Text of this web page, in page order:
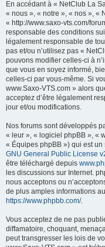
En accédant à « NetClub La
« nous », « notre », « nos », «
« http://www.saxo-vts.com/
responsable des conditions
légalement responsable de
pas et/ou n’utilisez pas «
pouvons modifier celles-ci à
que vous en soyez informé,
celles-ci par vous-même. Si
www.Saxo-VTS.com » alors
acceptez d’être légalement
jour et/ou modifications.
Nos forums sont développés
« leur », « logiciel phpBB », «
« Équipes phpBB ») qui est
GNU General Public License
être téléchargé depuis
les discussions sur Internet.
nous acceptons ou
de plus amples informations
https://www.phpbb.com/.
Vous acceptez de ne pas
diffamatoire, choquant,
peut transgresser les lois de